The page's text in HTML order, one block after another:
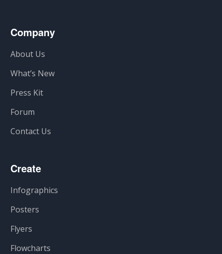
Company
About Us
What’s New
Press Kit
Forum
Contact Us
Create
Infographics
Posters
Flyers
Flowcharts